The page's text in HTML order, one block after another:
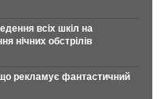
всіх шкіл на
нічних обстрілів
рекламує фантастичний